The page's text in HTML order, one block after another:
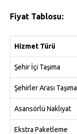
Fiyat Tablosu:
Hizmet Türü
Şehir İçi Taşıma
Şehirler Arası Taşıma
Asansörlü Nakliyat
Ekstra Paketleme